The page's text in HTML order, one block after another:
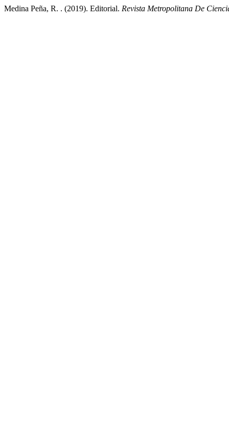
Medina Peña, R. . (2019). Editorial. Revista Metropolitana De